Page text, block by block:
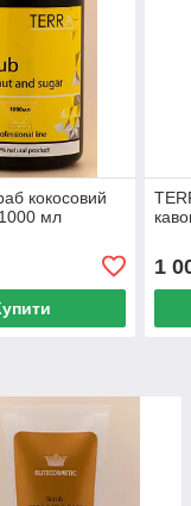
кокосовий
мл
1